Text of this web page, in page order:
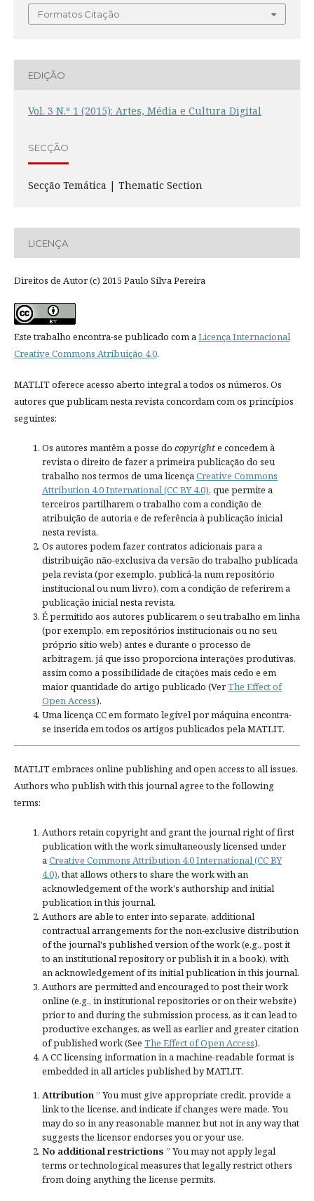
Formatos Citação
EDIÇÃO
Vol. 3 N.º 1 (2015): Artes, Média e Cultura Digital
SECÇÃO
Secção Temática | Thematic Section
LICENÇA
Direitos de Autor (c) 2015 Paulo Silva Pereira
Este trabalho encontra-se publicado com aLicença Internacional
Creative Commons Atribuição 4.0.
MATLIT oferece acesso aberto integral a todos os números. Os
autores que publicam nesta revista concordam com os princípios
seguintes:
Os autores mantêm a posse do copyrighte concedem à
revista o direito de fazer a primeira publicação do seu
trabalho nos termos de uma licençaCreative Commons
Attribution 4.0 International (CC BY 4.0), que permite a
terceiros partilharem o trabalho com a condição de
atribuição de autoria e de referência à publicação inicial
nesta revista.
Os autores podem fazer contratos adicionais para a
distribuição não-exclusiva da versão do trabalho publicada
pela revista (por exemplo, publicá-la num repositório
institucional ou num livro), com a condição de referirem a
publicação inicial nesta revista.
É permitido aos autores publicarem o seu trabalho em linha
(por exemplo, em repositórios institucionais ou no seu
próprio sítio web) antes e durante o processo de
arbitragem, já que isso proporciona interações produtivas,
assim como a possibilidade de citações mais cedo e em
maior quantidade do artigo publicado (VerThe Effect of
Open Access).
Uma licença CC em formato legível por máquina encontra-
se inserida em todos os artigos publicados pela MATLIT.
MATLIT embraces online publishing and open access to all issues.
Authors who publish with this journal agree to the following
terms:
Authors retain copyright and grant the journal right of first
publication with the work simultaneously licensed under
aCreative Commons Attribution 4.0 International (CC BY
4.0), that allows others to share the work with an
acknowledgement of the work's authorship and initial
publication in this journal.
Authors are able to enter into separate, additional
contractual arrangements for the non-exclusive distribution
of the journal's published version of the work (e.g., post it
to an institutional repository or publish it in a book), with
an acknowledgement of its initial publication in this journal.
Authors are permitted and encouraged to post their work
online (e.g., in institutional repositories or on their website)
prior to and during the submission process, as it can lead to
productive exchanges, as well as earlier and greater citation
of published work (See The Effect of Open Access).
A CC licensing information in a machine-readable format is
embedded in all articles published by MATLIT.
Attribution ” You must give appropriate credit, provide a
link to the license, and indicate if changes were made. You
may do so in any reasonable manner, but not in any way that
suggests the licensor endorses you or your use.
No additional restrictions ” You may not apply legal
terms ortechnological measuresthat legally restrict others
from doing anything the license permits.